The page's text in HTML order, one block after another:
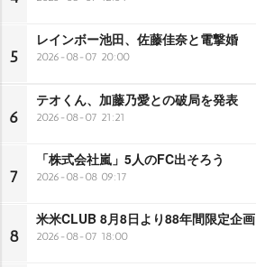
5
レインボー池田、佐藤佳奈と電撃婚
2026-08-07 20:00
6
テオくん、加藤乃愛との破局を発表
2026-08-07 21:21
7
「株式会社嵐」5人のFC出そろう
2026-08-08 09:17
8
米米CLUB 8月8日より88年間限定企画
2026-08-07 18:00